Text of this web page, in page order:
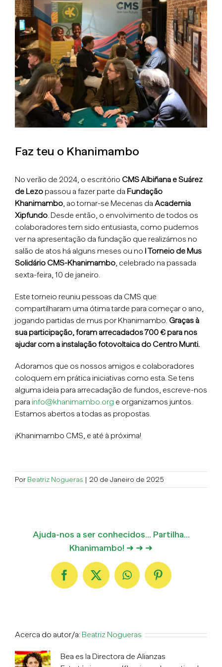
View
Larger
Image
Faz teu o Khanimambo
No verão de 2024, o escritório CMS Albiñana e Suárez
de Lezopassou a fazer parte da Fundação
Khanimambo, ao tornar-se Mecenas da Academia
Xipfundo. Desde então, o envolvimento de todos os
colaboradores tem sido entusiasta, como pudemos
ver na apresentação da fundação que realizámos no
salão de atos há alguns meses ou no I Torneio de Mus
Solidário CMS-Khanimambo, celebrado na passada
sexta-feira, 10 de janeiro.
Este torneio reuniu pessoas da CMS que
compartilharam uma ótima tarde para começar o ano,
jogando partidas de mus por Khanimambo. Graças à
sua participação, foram arrecadados 700 € para nos
ajudar com a instalação fotovoltaica do Centro Munti.
Adoramos que os nossos amigos e colaboradores
coloquem em prática iniciativas como esta. Se tens
alguma ideia para arrecadação de fundos, escreve-nos
para info@khanimambo.org e organizamos juntos.
Estamos abertos a todas as propostas.
¡Khanimambo CMS, e até à próxima!
Por Beatriz Nogueras | 20 de Janeiro de 2025
Ajuda-nos a ser conhecidos... Partilha...
Khanimambo! ➜ ➜ ➜
Facebook
X WhatsAppPinterest
Acerca do autor/a: Beatriz Nogueras
Bea es la Directora de Alianzas